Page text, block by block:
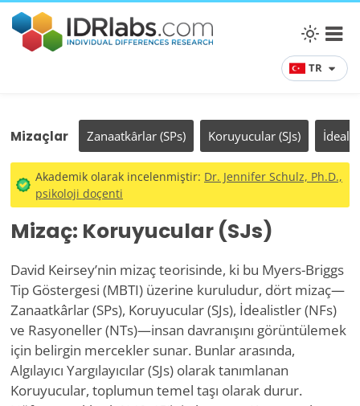
TR
Mizaçlar Zanaatkârlar (SPs) Koruyucular (SJs)
Akademik olarak incelenmiştir: Dr. Jennifer Schulz, Ph.D.,
psikoloji doçenti
Mizaç: Koruyucular (SJs)
David Keirsey’nin mizaç teorisinde, ki bu Myers-Briggs
Tip Göstergesi (MBTI) üzerine kuruludur, dört mizaç—
Zanaatkârlar (SPs), Koruyucular (SJs), İdealistler (NFs)
ve Rasyoneller (NTs)—insan davranışını görüntülemek
için belirgin mercekler sunar. Bunlar arasında,
Algılayıcı Yargılayıcılar (SJs) olarak tanımlanan
Koruyucular, toplumun temel taşı olarak durur.